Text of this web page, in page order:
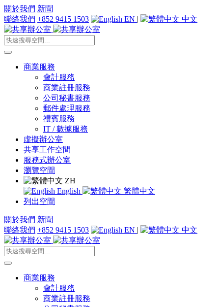
關於我們 新聞
聯絡我們 +852 9415 1503 EN | 中文
商業服務
會計服務
商業註冊服務
公司秘書服務
郵件處理服務
禮賓服務
IT / 數據服務
虛擬辦公室
共享工作空間
服務式辦公室
瀏覽空間
ZH
English
繁體中文
列出空間
關於我們 新聞
聯絡我們 +852 9415 1503 EN | 中文
商業服務
會計服務
商業註冊服務